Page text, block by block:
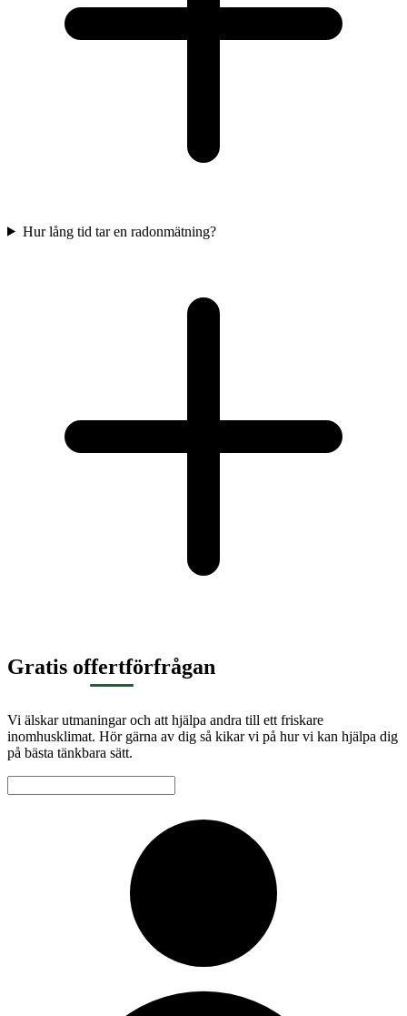
Hur lång tid tar en radonmätning?
Gratis offertförfrågan
Vi älskar utmaningar och att hjälpa andra till ett friskare
inomhusklimat. Hör gärna av dig så kikar vi på hur vi kan hjälpa dig
på bästa tänkbara sätt.